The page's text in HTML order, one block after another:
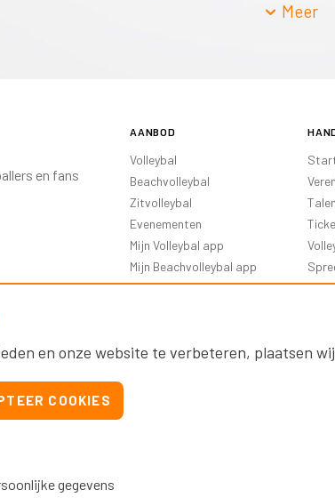
Meer
en fans
AANBOD
Volleybal
Beachvolleybal
Zitvolleybal
Evenementen
Mijn Volleybal app
Mijn Beachvolleybal app
en onze website te verbeteren, plaatsen
COOKIES
gegevens